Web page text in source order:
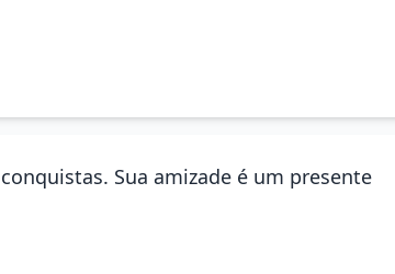
Sua amizade é um presente